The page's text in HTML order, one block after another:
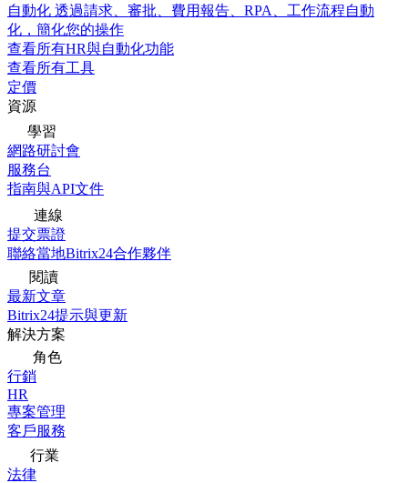
自動化 透過請求、審批、費用報告、RPA、工作流程自動
化，簡化您的操作
查看所有HR與自動化功能
查看所有工具
定價
資源
學習
網路研討會
服務台
指南與API文件
連線
提交票證
聯絡當地Bitrix24合作夥伴
閱讀
最新文章
Bitrix24提示與更新
解決方案
角色
行銷
HR
專案管理
客戶服務
行業
法律